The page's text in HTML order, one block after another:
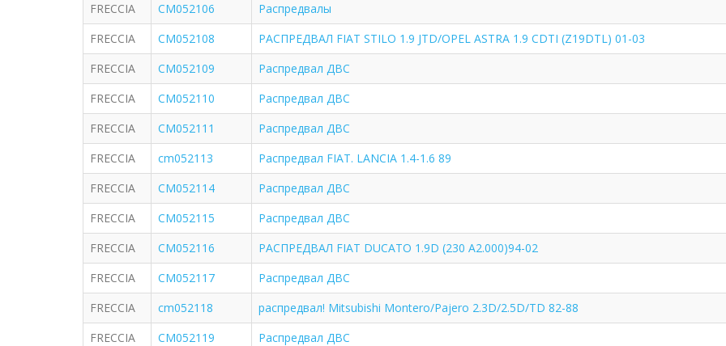
FRECCIA
CM052106
Распредвалы
FRECCIA
CM052108
РАСПРЕДВАЛ FIAT STILO 1.9 JTD/OPEL ASTRA 1.9 CDTI (Z19DTL) 01-03
FRECCIA
CM052109
Распредвал ДВС
FRECCIA
CM052110
Распредвал ДВС
FRECCIA
CM052111
Распредвал ДВС
FRECCIA
cm052113
Распредвал FIAT. LANCIA 1.4-1.6 89
FRECCIA
CM052114
Распредвал ДВС
FRECCIA
CM052115
Распредвал ДВС
FRECCIA
CM052116
РАСПРЕДВАЛ FIAT DUCATO 1.9D (230 A2.000)94-02
FRECCIA
CM052117
Распредвал ДВС
FRECCIA
cm052118
распредвал! Mitsubishi Montero/Pajero 2.3D/2.5D/TD 82-88
FRECCIA
CM052119
Распредвал ДВС